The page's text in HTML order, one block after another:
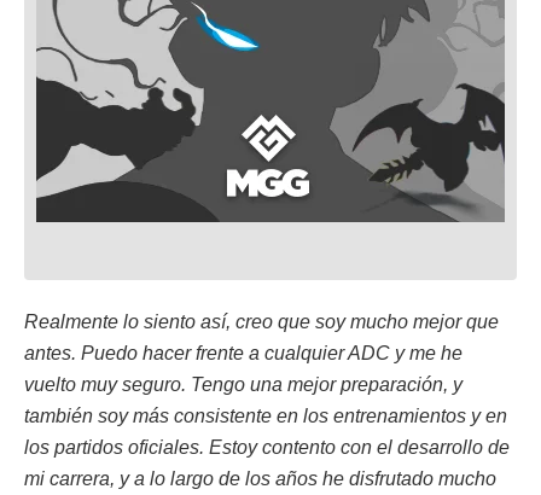
Realmente lo siento así, creo que soy mucho mejor que
antes. Puedo hacer frente a cualquier ADC y me he
vuelto muy seguro. Tengo una mejor preparación, y
también soy más consistente en los entrenamientos y en
los partidos oficiales. Estoy contento con el desarrollo de
mi carrera, y a lo largo de los años he disfrutado mucho